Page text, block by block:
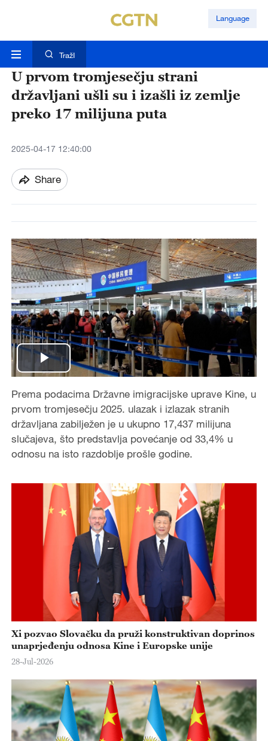
Language
TražI
U prvom tromjesečju strani
državljani ušli su i izašli iz zemlje
preko 17 milijuna puta
2025-04-17 12:40:00
Share
P
l
a
y
V
d
e
Prema podacima Državne imigracijske uprave Kine, u
prvom tromjesečju 2025. ulazak i izlazak stranih
državljana zabilježen je u ukupno 17,437 milijuna
slučajeva, što predstavlja povećanje od 33,4% u
odnosu na isto razdoblje prošle godine.
Xi pozvao Slovačku da pruži konstruktivan doprinos
unaprjeđenju odnosa Kine i Europske unije
28-Jul-2026